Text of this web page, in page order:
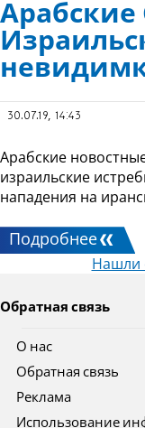
30.07.19, 14:43
Арабские
израильские
нападения на
Подробнее
Нашли
Обратная связь
О нас
Обратная связь
Реклама
Использование